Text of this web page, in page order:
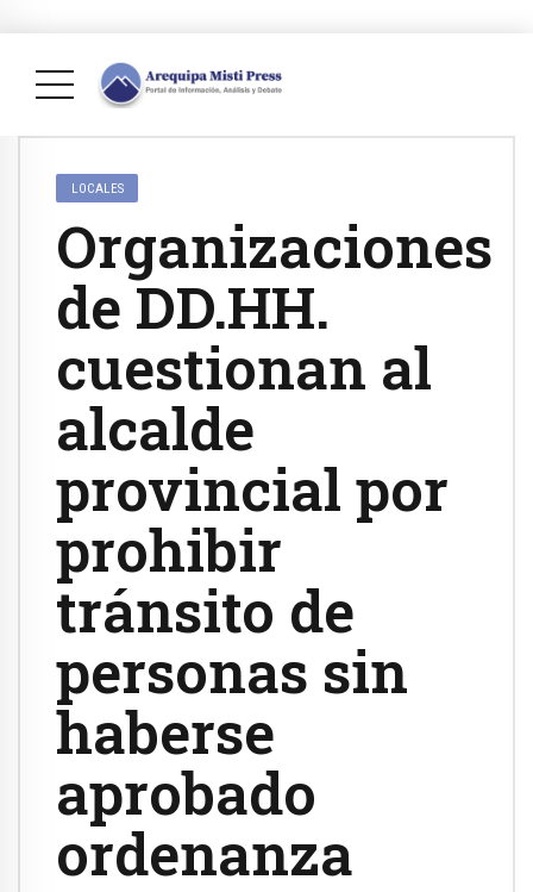
LOCALES
Organizaciones
de DD.HH.
cuestionan al
alcalde
provincial por
prohibir
tránsito de
personas sin
haberse
aprobado
ordenanza